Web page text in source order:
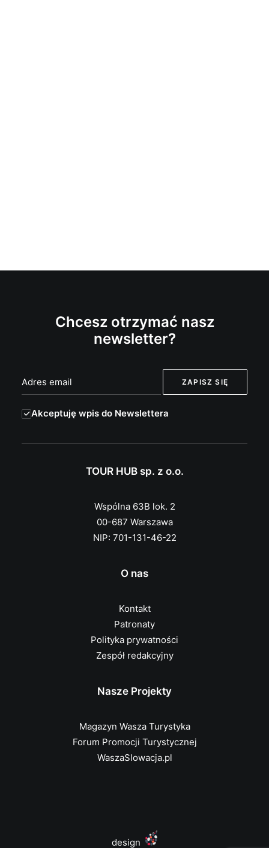
Chcesz otrzymać nasz
newsletter?
Akceptuję wpis do Newslettera
TOUR HUB sp. z o.o.
Wspólna 63B lok. 2
00-687 Warszawa
NIP: 701-131-46-22
O nas
Kontakt
Patronaty
Polityka prywatności
Zespół redakcyjny
Nasze Projekty
Magazyn Wasza Turystyka
Forum Promocji Turystycznej
WaszaSlowacja.pl
design